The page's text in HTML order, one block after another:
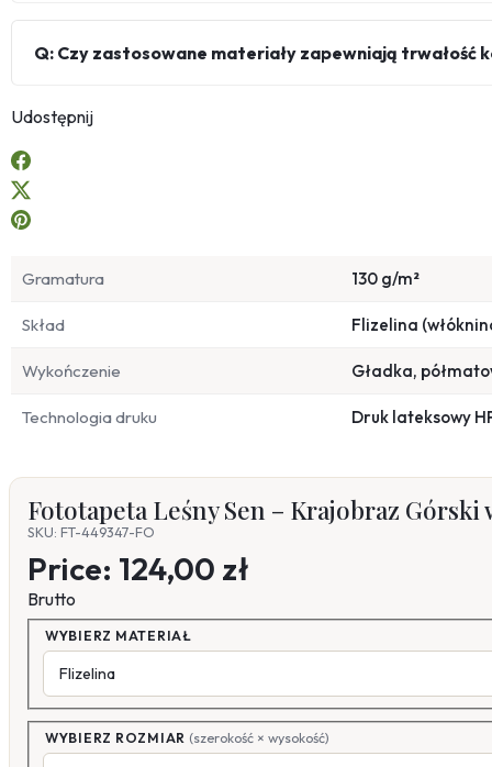
Q: Czy zastosowane materiały zapewniają trwałość
Udostępnij
Gramatura 130 g/m²
Skład Flizelina
Wykończenie Gładka,
Technologia druku Druk lateksowy
Fototapeta Leśny Sen – Krajobraz Górski
SKU: FT-449347-FO
Price: 124,00 zł
Brutto
WYBIERZ MATERIAŁ
WYBIERZ ROZMIAR (szerokość × wysokość)